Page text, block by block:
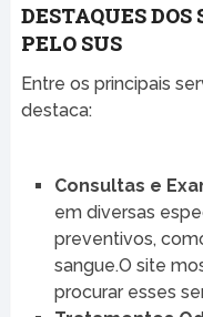
DESTAQUES DOS
PELO SUS
Entre os principais
destaca:
Consultas e
em diversas
preventivos,
sangue.O site
procurar esses